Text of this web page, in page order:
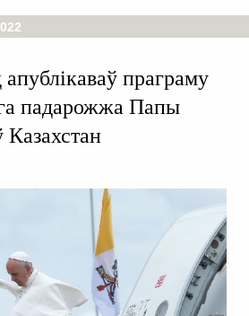
праграму
падарожжа Папы